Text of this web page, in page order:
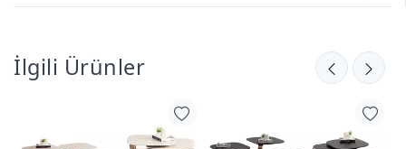
İlgili Ürünler